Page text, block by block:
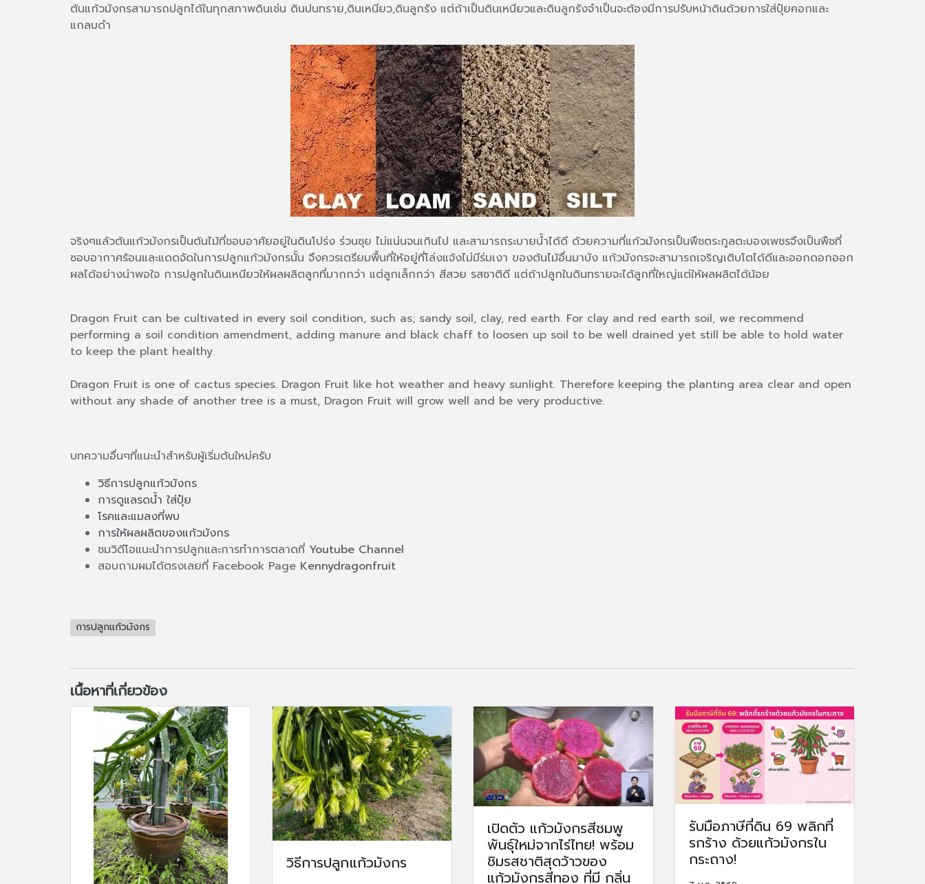
ต้นแก้วมังกรสามารถปลูกได้ในทุกสภาพดินเช่น ดินปนทราย,ดินเหนียว,ดินลูกรัง แต่ถ้าเป็นดินเหนียวและดินลูกรังจำเป็นจะต้องมีการปรับหน้าดินด้วยการใส่ปุ๋ยคอกและ
แกลบดำ
จริงๆแล้วต้นแก้วมังกรเป็นต้นไม้ที่ชอบอาศัยอยู่ในดินโปร่ง ร่วนซุย ไม่แน่นจนเกินไป และสามารถระบายน้ำได้ดี ด้วยความที่แก้วมังกรเป็นพืชตระกูลตะบองเพชรจึงเป็นพืชที่
ชอบอากาศร้อนและแดดจัดในการปลูกแก้วมังกรนั้น จึงควรเตรียมพื้นที่ให้อยู่ที่โล่งแจ้งไม่มีร่มเงา ของต้นไม้อื่นมาบัง แก้วมังกรจะสามารถเจริญเติบโตได้ดีและออกดอกออก
ผลได้อย่างน่าพอใจ การปลูกในดินเหนียวให้ผลผลิตลูกที่มากกว่า แต่ลูกเล็กกว่า สีสวย รสชาติดี แต่ถ้าปลูกในดินทรายจะได้ลูกที่ใหญ่แต่ให้ผลผลิตได้น้อย
Dragon Fruit can be cultivated in every soil condition, such as; sandy soil, clay, red earth. For clay and red earth soil, we recommend
performing a soil condition amendment, adding manure and black chaff to loosen up soil to be well drained yet still be able to hold water
to keep the plant healthy.
Dragon Fruit is one of cactus species. Dragon Fruit like hot weather and heavy sunlight. Therefore keeping the planting area clear and open
without any shade of another tree is a must, Dragon Fruit will grow well and be very productive.
บทความอื่นๆที่แนะนำสำหรับผู้เริ่มต้นใหม่ครับ
วิธีการปลูกแก้วมังกร
การดูแลรดน้ำ ใส่ปุ๋ย
โรคและแมลงที่พบ
การให้ผลผลิตของแก้วมังกร
ชมวิดีโอแนะนำการปลูกและการทำการตลาดที่ Youtube Channel
สอบถามผมได้ตรงเลยที่ Facebook Page Kennydragonfruit
การปลูกแก้วมังกร
เนื้อหาที่เกี่ยวข้อง
วิธีการปลูก แก้วมังกร
เปิดตัว แก้วมังกรสีชมพู
พันธุ์ใหม่จากไร่ไทย! พร้อม
ชิมรสชาติสุดว้าวของ
แก้วมังกรสีทอง ที่มี กลิ่น
รับมือภาษีที่ดิน 69 พลิกที่
รกร้าง ด้วยแก้วมังกรใน
กระถาง!